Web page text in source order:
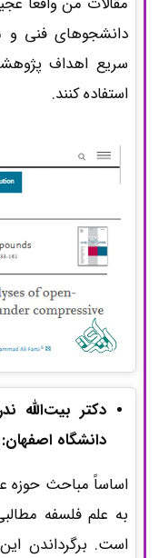
دانشجوهای فنی و
سریع اهداف
استفاده کنند.
دکتر بیت‌الله
دانشگاه اصفهان:
اساساً مباحث حوزه
به علم فلسفه
است. برگرداندن